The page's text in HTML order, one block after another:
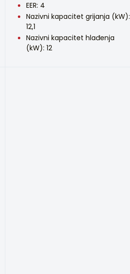
EER: 4
Nazivni kapacitet grijanja (kW):
12,1
Nazivni kapacitet hlađenja
(kW): 12